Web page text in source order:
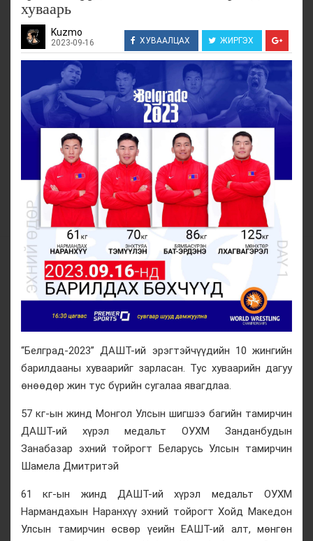
хуваарь
Kuzmo
2023-09-16 ХУВААЛЦАХ ЖИРГЭХ
“Белград-2023” ДАШТ-ий эрэгтэйчүүдийн 10 жингийн
барилдааны хуваарийг зарласан. Тус хуваарийн дагуу
өнөөдөр жин тус бүрийн сугалаа явагдлаа.
57 кг-ын жинд Монгол Улсын шигшээ багийн тамирчин
ДАШТ-ий хүрэл медальт ОУХМ Занданбудын
Занабазар эхний тойрогт Беларусь Улсын тамирчин
Шамела Дмитритэй
61 кг-ын жинд ДАШТ-ий хүрэл медальт ОУХМ
Нармандахын Наранхүү эхний тойрогт Хойд Македон
Улсын тамирчин өсвөр үеийн ЕАШТ-ий алт, мөнгөн